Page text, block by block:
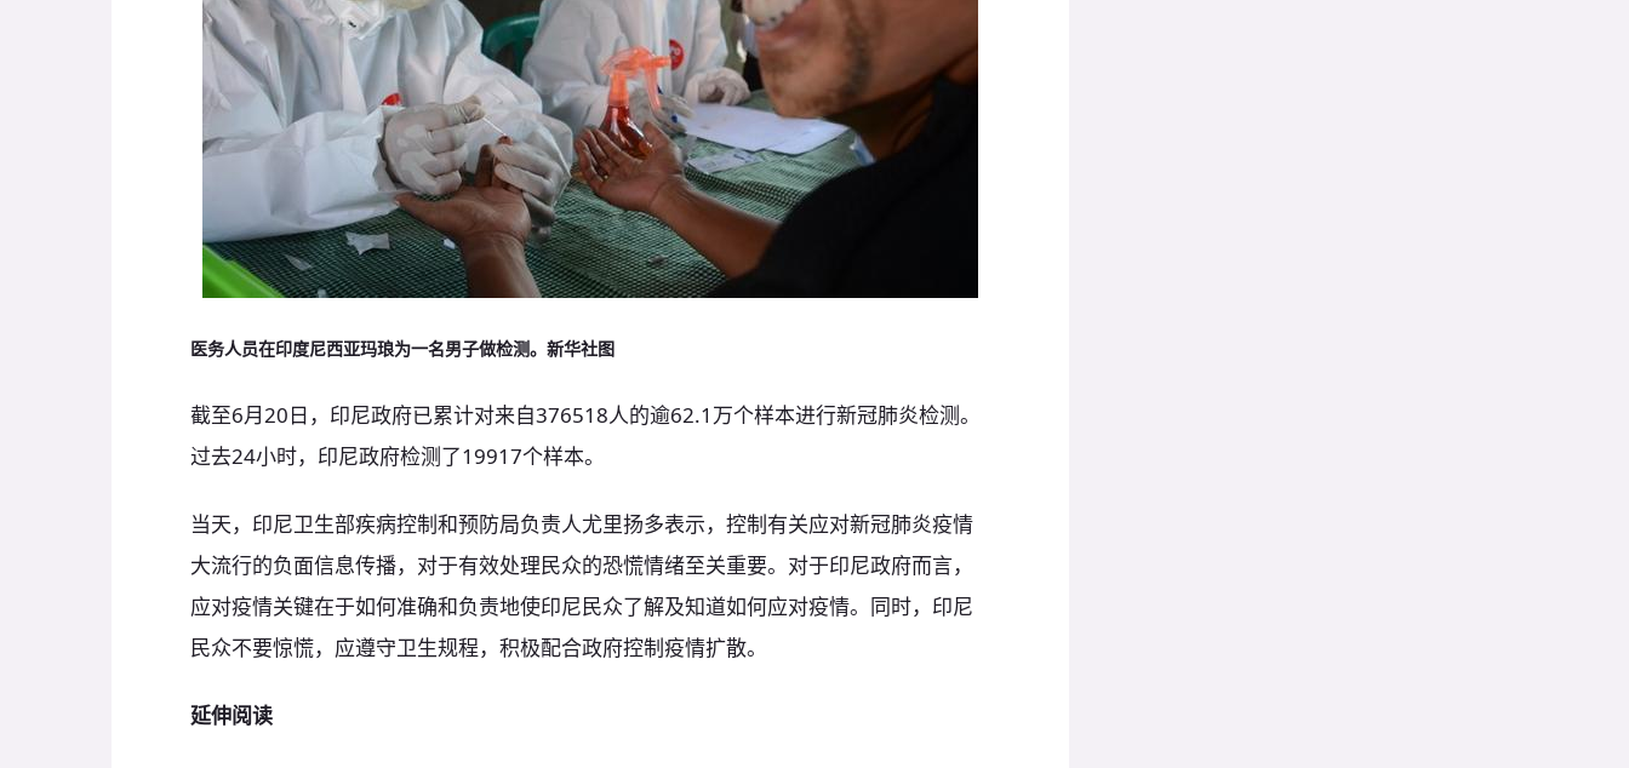
医务人员在印度尼西亚玛琅为一名男子做检测。新华社图
截至6月20日，印尼政府已累计对来自376518人的逾62.1万个样本进行新冠肺炎检测。
过去24小时，印尼政府检测了19917个样本。
当天，印尼卫生部疾病控制和预防局负责人尤里扬多表示，控制有关应对新冠肺炎疫情
大流行的负面信息传播，对于有效处理民众的恐慌情绪至关重要。对于印尼政府而言，
应对疫情关键在于如何准确和负责地使印尼民众了解及知道如何应对疫情。同时，印尼
民众不要惊慌，应遵守卫生规程，积极配合政府控制疫情扩散。
延伸阅读